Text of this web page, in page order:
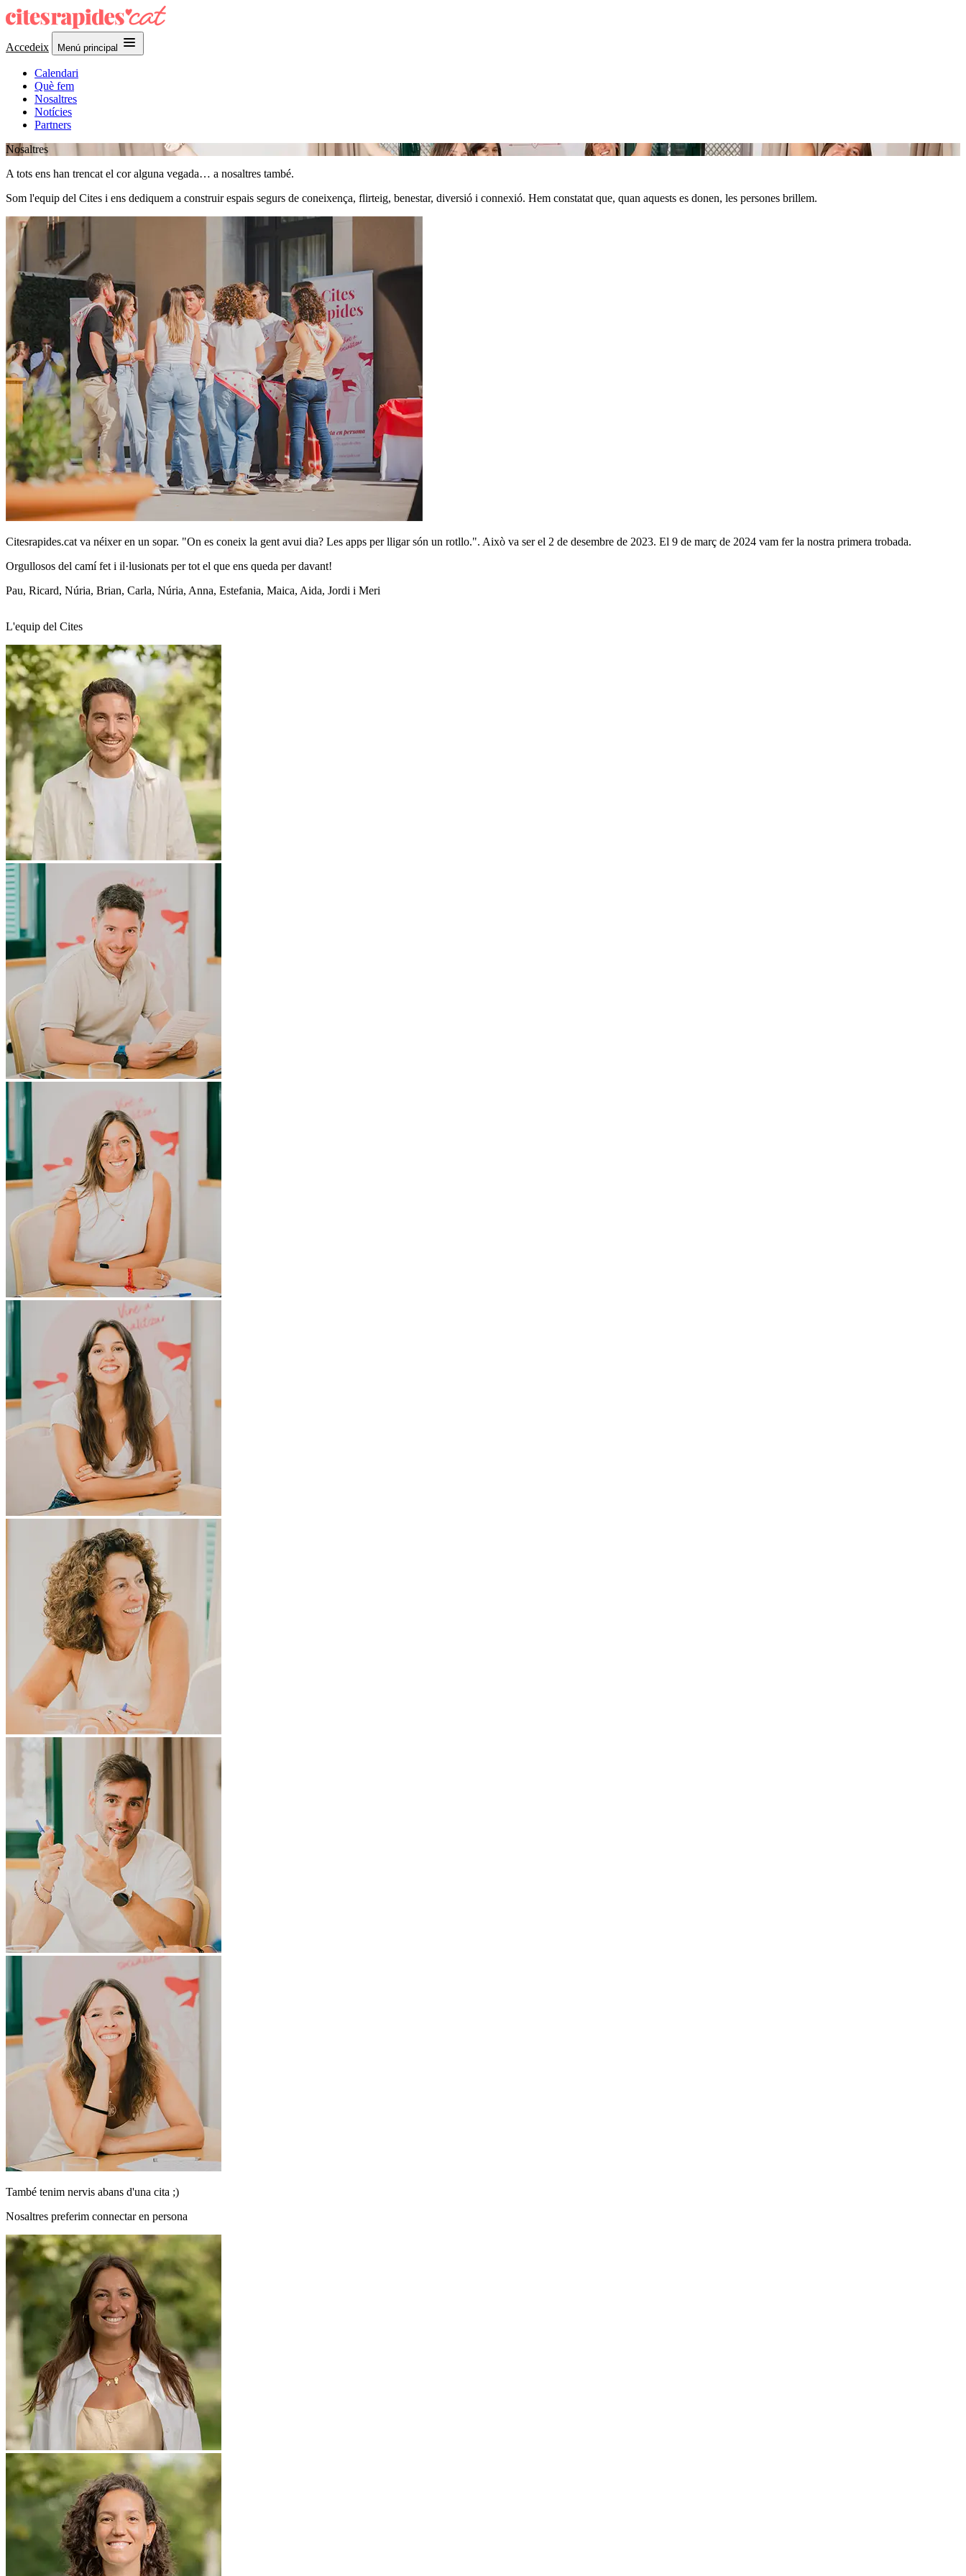
Accedeix Menú principal
Calendari
Què fem
Nosaltres
Notícies
Partners
Nosaltres
A tots ens han trencat el cor alguna vegada… a nosaltres també.
Som l'equip del Cites i ens dediquem a construir espais segurs de coneixença, flirteig, benestar, diversió i connexió. Hem constatat que, quan aquests es donen, les persones brillem.
Citesrapides.cat va néixer en un sopar. "On es coneix la gent avui dia? Les apps per lligar són un rotllo.". Això va ser el 2 de desembre de 2023. El 9 de març de 2024 vam fer la nostra primera trobada.
Orgullosos del camí fet i il·lusionats per tot el que ens queda per davant!
Pau, Ricard, Núria, Brian, Carla, Núria, Anna, Estefania, Maica, Aida, Jordi i Meri
L'equip del Cites
També tenim nervis abans d'una cita ;)
Nosaltres preferim connectar en persona